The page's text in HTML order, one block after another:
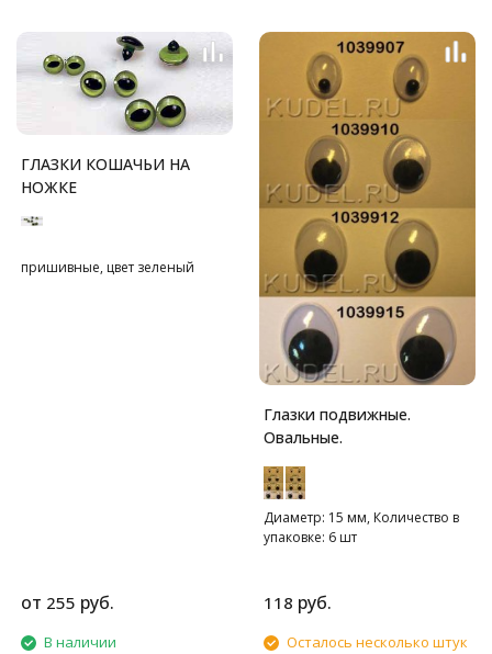
ГЛАЗКИ КОШАЧЬИ НА
НОЖКЕ
пришивные, цвет зеленый
от 255 руб.
В наличии
Глазки подвижные.
Овальные.
Диаметр: 15 мм, Количество в
упаковке: 6 шт
118 руб.
Осталось несколько штук